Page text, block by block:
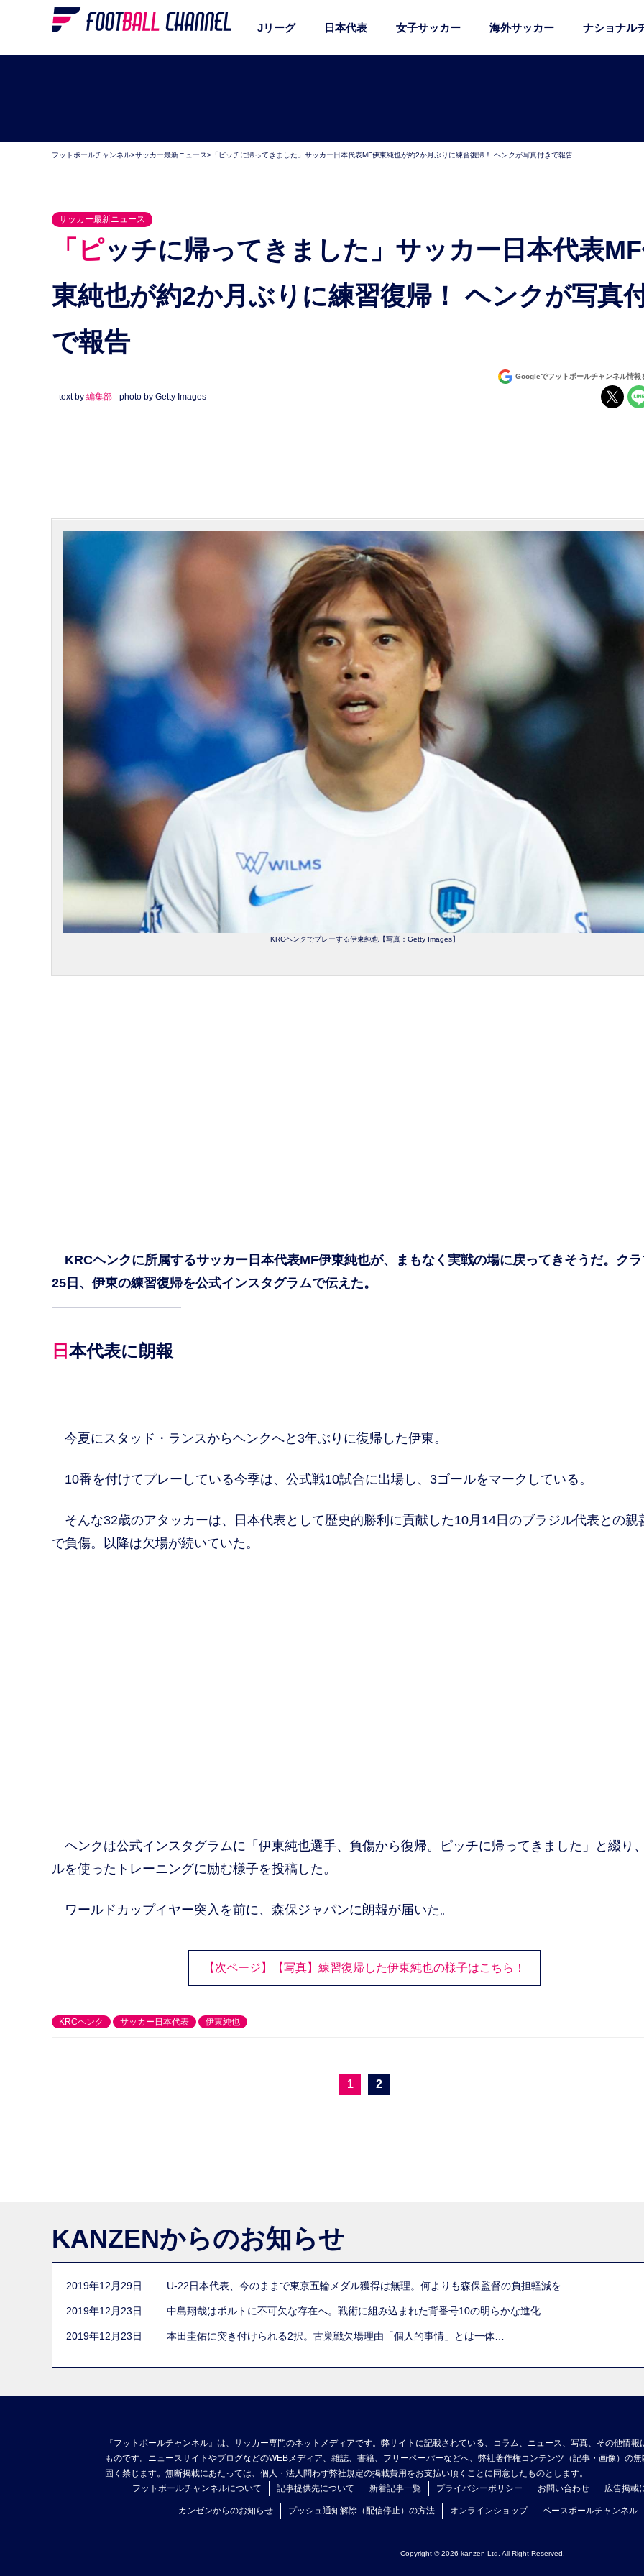
Jリーグ 日本代表 女子サッカー 海外サッカー ナショナル
フットボールチャンネル>サッカー最新ニュース> 「ピッチに帰ってきました」サッカー日本代表MF伊東純也が約2か月ぶりに練習復帰！ ヘンクが写真付きで報告
サッカー最新ニュース
「ピッチに帰ってきました」サッカー日本代表MF伊
東純也が約2か月ぶりに練習復帰！ ヘンクが写真
で報告
Googleでフットボールチャンネル情報
text by 編集部 photo by Getty Images
KRCヘンクでプレーする伊東純也【写真：Getty Images】
KRCヘンクに所属するサッカー日本代表MF伊東純也が、まもなく実戦の場に戻ってきそうだ。ク
25日、伊東の練習復帰を公式インスタグラムで伝えた。
——————————
日本代表に朗報
今夏にスタッド・ランスからヘンクへと3年ぶりに復帰した伊東。
10番を付けてプレーしている今季は、公式戦10試合に出場し、3ゴールをマークしている。
そんな32歳のアタッカーは、日本代表として歴史的勝利に貢献した10月14日のブラジル代表との親
で負傷。以降は欠場が続いていた。
ヘンクは公式インスタグラムに「伊東純也選手、負傷から復帰。ピッチに帰ってきました」と綴り
ルを使ったトレーニングに励む様子を投稿した。
ワールドカップイヤー突入を前に、森保ジャパンに朗報が届いた。
【次ページ】【写真】練習復帰した伊東純也の様子はこちら！
KRCヘンク サッカー日本代表 伊東純也
1 2
KANZENからのお知らせ
2019年12月29日 U-22日本代表、今のままで東京五輪メダル獲得は無理。何よりも森保監督の負担軽減を
2019年12月23日 中島翔哉はポルトに不可欠な存在へ。戦術に組み込まれた背番号10の明らかな進化
2019年12月23日 本田圭佑に突き付けられる2択。古巣戦欠場理由「個人的事情」とは一体…
『フットボールチャンネル』は、サッカー専門のネットメディアです。弊サイトに記載されている、コラム、ニュース、写真、その他情
ものです。ニュースサイトやブログなどのWEBメディア、雑誌、書籍、フリーペーパーなどへ、弊社著作権コンテンツ（記事・画像）の
固く禁じます。無断掲載にあたっては、個人・法人問わず弊社規定の掲載費用をお支払い頂くことに同意したものとします。
フットボールチャンネルについて
記事提供先について 新着記事一覧 プライバシーポリシー お問い合わせ 広告掲載
カンゼンからのお知らせ プッシュ通知解除（配信停止）の方法 オンラインショップ ベースボールチャンネル
Copyright © 2026 kanzen Ltd. All Right Reserved.